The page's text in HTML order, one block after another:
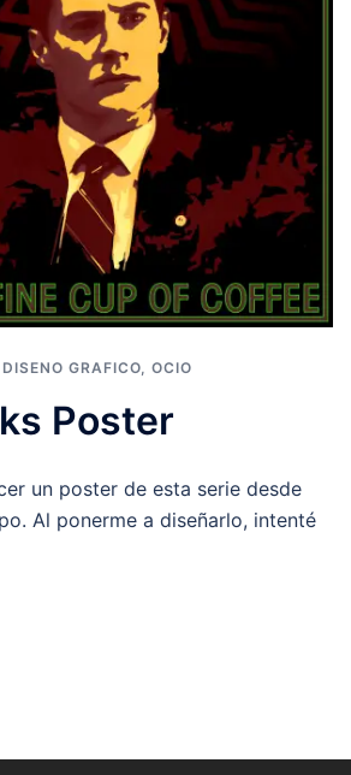
DISENO GRAFICO OCIO
Poster
un poster de esta serie desde
Al ponerme a diseñarlo, intenté